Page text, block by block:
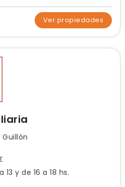
Ver propiedades
Guillón
y de 16 a 18 hs.